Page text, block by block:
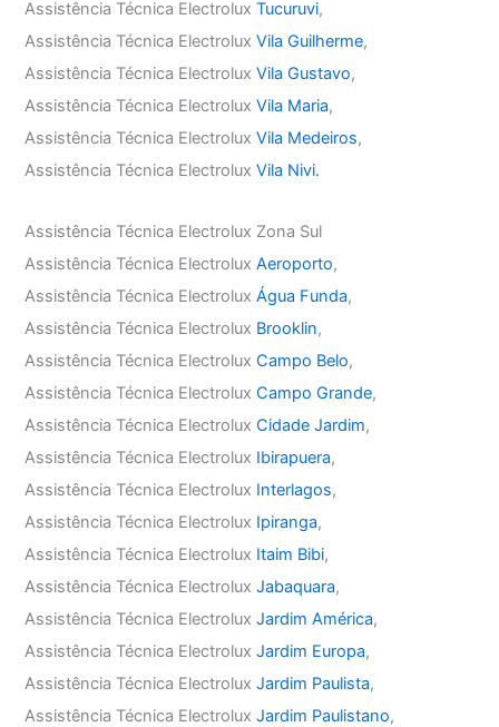
Assistência Técnica ElectroluxTucuruvi,
Assistência Técnica ElectroluxVila Guilherme,
Assistência Técnica ElectroluxVila Gustavo,
Assistência Técnica ElectroluxVila Maria,
Assistência Técnica ElectroluxVila Medeiros,
Assistência Técnica ElectroluxVila Nivi.
Assistência Técnica Electrolux Zona Sul
Assistência Técnica ElectroluxAeroporto,
Assistência Técnica ElectroluxÁgua Funda,
Assistência Técnica Electrolux Brooklin,
Assistência Técnica ElectroluxCampo Belo,
Assistência Técnica ElectroluxCampo Grande,
Assistência Técnica ElectroluxCidade Jardim,
Assistência Técnica Electrolux Ibirapuera,
Assistência Técnica Electrolux Interlagos,
Assistência Técnica Electrolux Ipiranga,
Assistência Técnica Electrolux Itaim Bibi,
Assistência Técnica ElectroluxJabaquara,
Assistência Técnica ElectroluxJardim América,
Assistência Técnica ElectroluxJardim Europa,
Assistência Técnica ElectroluxJardim Paulista,
Assistência Técnica ElectroluxJardim Paulistano,